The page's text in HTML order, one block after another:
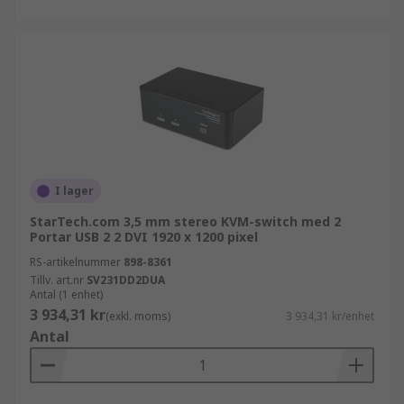
användare åtkomst eller möjlighet att övervaka
flera datorer och servrar i ett dedikerat nätverk,
LAN eller till och med över ett WAN från var som
helst med IP-fjärråtkomst. KVM/IP-switchar finns
oftast i medelstora eller stora datacenter som
datorer eller servrar.
I lager
StarTech.com 3,5 mm stereo KVM-switch med 2
Portar USB 2 2 DVI 1920 x 1200 pixel
RS-artikelnummer 898-8361
Tillv. art.nr SV231DD2DUA
Antal (1 enhet)
3 934,31 kr(exkl. moms) 3 934,31 kr/enhet
Antal